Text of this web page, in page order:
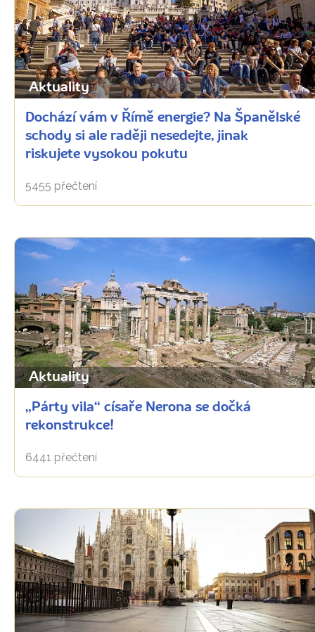
Aktuality
Dochází vám v Římě energie? Na Španělské
schody si ale raději nesedejte, jinak
riskujete vysokou pokutu
5455 přečtení
Aktuality
„Párty vila“ císaře Nerona se dočká
rekonstrukce!
6441 přečtení